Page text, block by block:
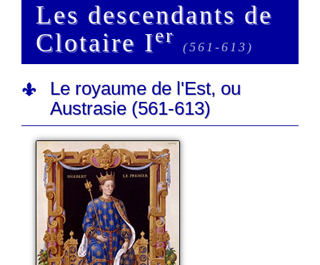
Les descendants de
Clotaire Ier
(561-613)
Le royaume de l'Est, ou
Austrasie (561-613)